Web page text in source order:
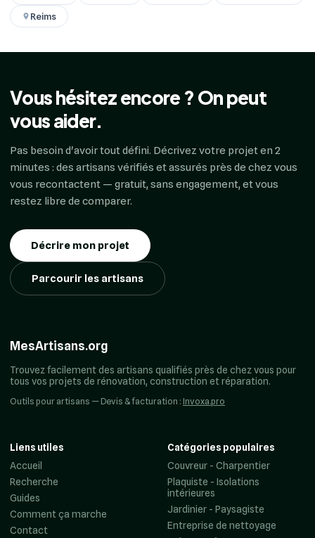
Reims
Vous hésitez encore ? On peut
vous aider.
Pas besoin d'avoir tout défini. Décrivez votre projet en 2
minutes : des artisans vérifiés et assurés près de chez vous
vous recontactent — gratuit, sans engagement, et vous
restez libre de comparer.
Décrire mon projet
Parcourir les artisans
MesArtisans.org
Trouvez facilement des artisans qualifiés près de chez vous pour
tous vos projets de rénovation, construction et réparation.
Outils pour artisans — Devis & facturation : Invoxa.pro
Liens utiles
Accueil
Recherche
Guides
Comment ça marche
Contact
Catégories populaires
Couvreur - Charpentier
Plaquiste - Isolations
intérieures
Jardinier - Paysagiste
Entreprise de nettoyage